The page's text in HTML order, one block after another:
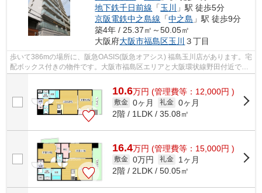
地下鉄千日前線 「玉川
」駅 徒歩5分
京阪電鉄中之島線 「中之島 」駅 徒歩9分
築4年 / 25.37㎡～50.05㎡
大阪府大阪市福島区玉川 ３丁目
歩いて386mの場所に、阪急OASIS(阪急オアシス) 福島玉川店があります。宅
配ボックス付きの物件です。大阪市福島区エリアと大阪環状線野田付近での
10.6万円 (管理費等：12,000円 )
敷金 0ヶ月 礼金 0ヶ月
2階 / 1LDK / 35.08㎡
16.4万円 (管理費等：15,000円 )
敷金 0万円 礼金
1ヶ月
2階 / 2LDK / 50.05㎡